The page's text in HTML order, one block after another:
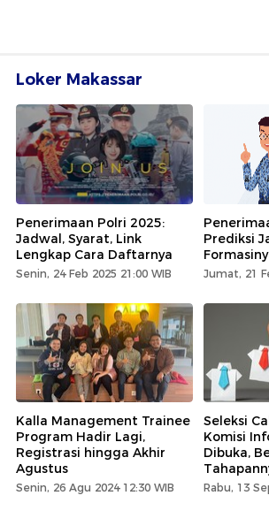
Loker Makassar
Penerimaan Polri 2025:
Jadwal, Syarat, Link
Lengkap Cara Daftarnya
Senin, 24 Feb 2025 21:00 WIB
Prediksi
Jumat, 21
Kalla Management Trainee
Program Hadir Lagi,
Registrasi hingga Akhir
Agustus
Senin, 26 Agu 2024 12:30 WIB
Seleksi
Komisi
Dibuka,
Rabu, 13